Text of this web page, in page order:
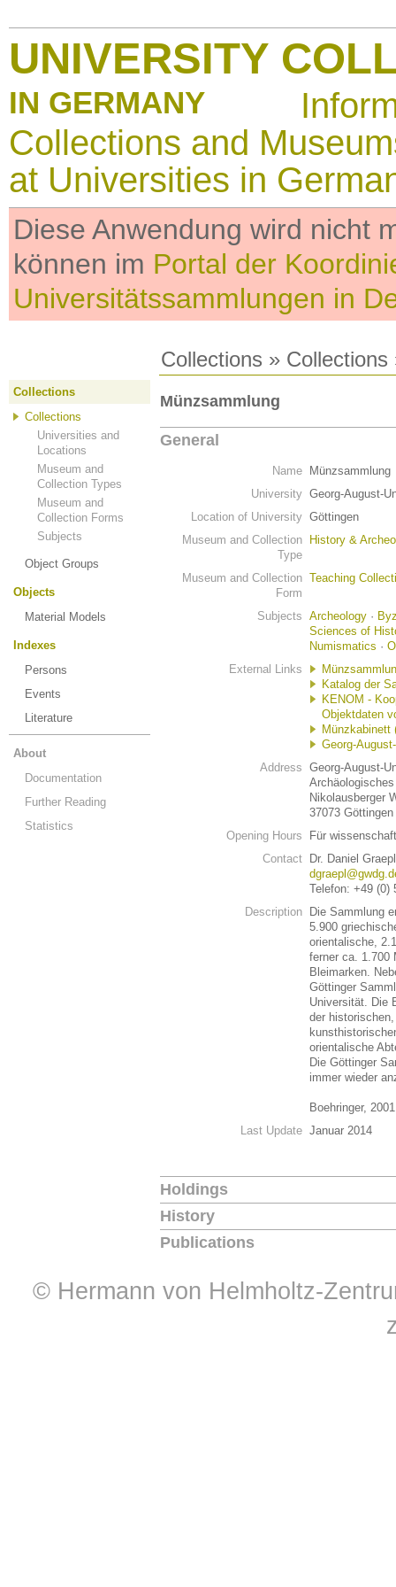
UNIVERSITY
IN GERMANY
Collections and
at Universities in
Diese Anwendung wird nicht
können im Portal der
Universitätssammlungen in
Collections » Collections
Collections
Collections
Universities and
Locations
Museum and
Collection Types
Museum and
Collection Forms
Subjects
Object Groups
Objects
Material Models
Indexes
Persons
Events
Literature
About
Documentation
Further Reading
Statistics
Münzsammlung
General
Name
Münzsammlung
University Georg-August-
Location of University Göttingen
Museum and Collection
Type
History &
Museum and Collection
Form
Teaching
Subjects Archeology ·
Sciences of
Numismatics ·
External Links
Katalog der
KENOM -
Objektdaten
Münzkabinett
Georg-
Address Georg-August-
Nikolausberger
37073 Göttingen
Opening Hours
Für
Contact
Dr. Daniel
Telefon: +49 (0)
Description
Die Sammlung
5.900
orientalische,
ferner ca. 1.700
Bleimarken.
Göttinger
Universität. Die
der
orientalische
Die Göttinger
immer wieder
Boehringer,
Last Update Januar 2014
Holdings
History
Publications
© Hermann von Helmholtz-